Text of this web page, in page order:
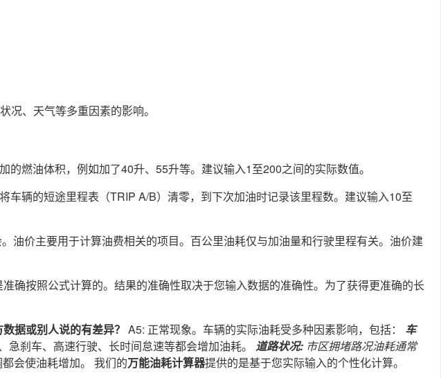
况、天气等多重因素的影响。
的燃油体积，例如加了40升、55升等。建议输入1至200之间的实际数值。
车辆的短途里程表（TRIP A/B）清零，到下次加油时记录该里程数。建议输入10至
油价主要用于计算油费相关的项目。百公里油耗仅与加油量和行驶里程有关。油价建
确按照公式计算的。结果的准确性取决于您输入数据的准确性。为了获得更准确的长
据或别人说的有差异？ A5: 正常现象。车辆的实际油耗受多种因素影响，包括： 车
急刹车、高速行驶、长时间怠速等都会增加油耗。 道路状况: 市区拥堵路况油耗通常
会使油耗增加。 我们的万能油耗计算器提供的是基于您实际输入的个性化计算。